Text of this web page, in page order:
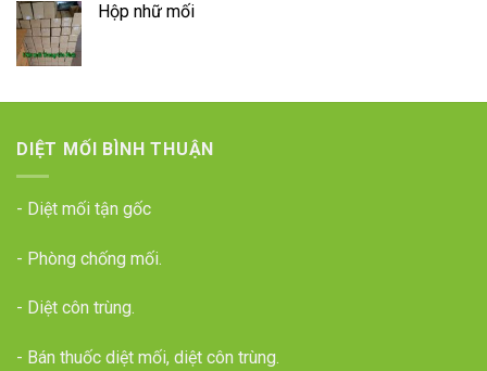
Hộp nhữ mối
DIỆT MỐI BÌNH THUẬN
- Diệt mối tận gốc
- Phòng chống mối.
- Diệt côn trùng.
- Bán thuốc diệt mối, diệt côn trùng.